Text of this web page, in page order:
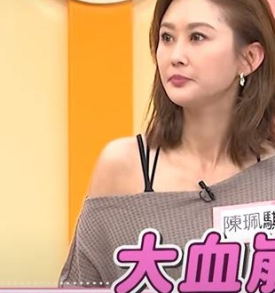
上半年營收創高 03:06
暖哭全網
這幾檔繳正報酬 01:45
衝4.18元！ 01:20
頭引燃施工雜物 01:17
引存股族卡位！ 01:03